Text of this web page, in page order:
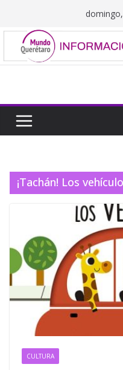
contenido
¡Tachán! Los
CULTURA